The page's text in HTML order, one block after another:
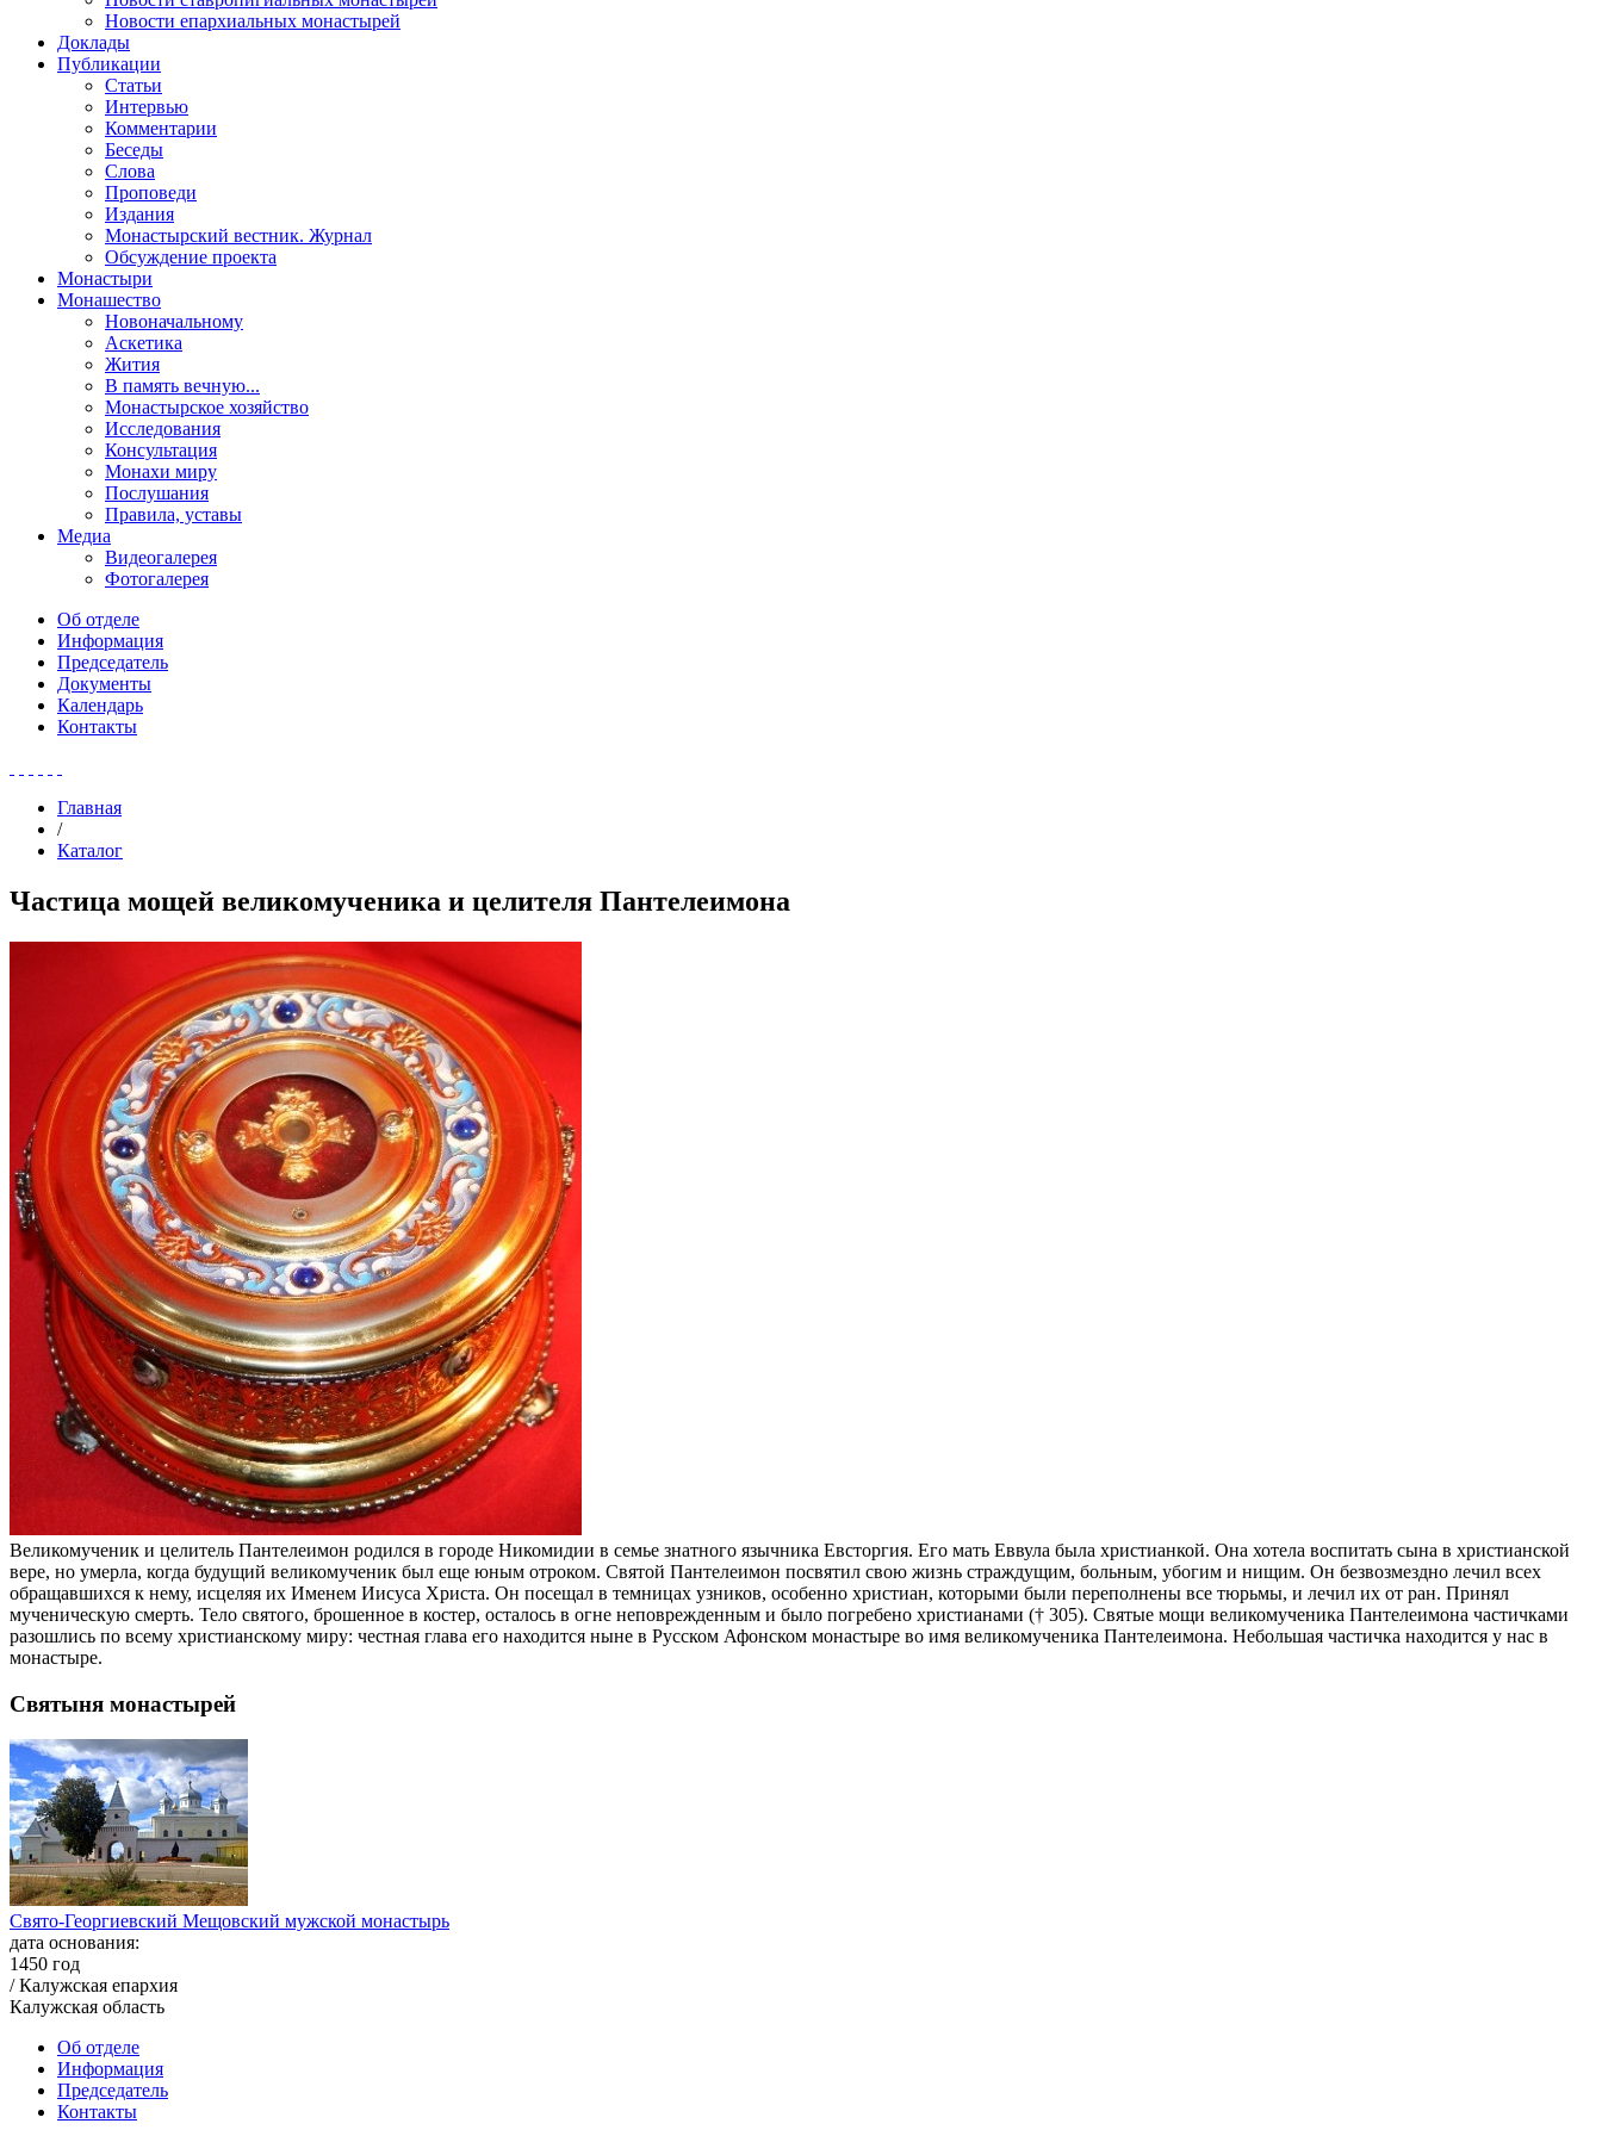
Новости епархиальных монастырей
Доклады
Публикации
Статьи
Интервью
Комментарии
Беседы
Слова
Проповеди
Издания
Монастырский вестник. Журнал
Обсуждение проекта
Монастыри
Монашество
Новоначальному
Аскетика
Жития
В память вечную...
Монастырское хозяйство
Исследования
Консультация
Монахи миру
Послушания
Правила, уставы
Медиа
Видеогалерея
Фотогалерея
Об отделе
Информация
Председатель
Документы
Календарь
Контакты
Главная
/
Каталог
Частица мощей великомученика и целителя Пантелеимона
Великомученик и целитель Пантелеимон родился в городе Никомидии в семье знатного язычника Евсторгия. Его мать Еввула была христианкой. Она хотела воспитать сына в христианской
вере, но умерла, когда будущий великомученик был еще юным отроком. Святой Пантелеимон посвятил свою жизнь страждущим, больным, убогим и нищим. Он безвозмездно лечил всех
обращавшихся к нему, исцеляя их Именем Иисуса Христа. Он посещал в темницах узников, особенно христиан, которыми были переполнены все тюрьмы, и лечил их от ран. Принял
мученическую смерть. Тело святого, брошенное в костер, осталось в огне неповрежденным и было погребено христианами († 305). Святые мощи великомученика Пантелеимона частичками
разошлись по всему христианскому миру: честная глава его находится ныне в Русском Афонском монастыре во имя великомученика Пантелеимона. Небольшая частичка находится у нас в
монастыре.
Святыня монастырей
Свято-Георгиевский Мещовский мужской монастырь
дата основания:
1450 год
/ Калужская епархия
Калужская область
Об отделе
Информация
Председатель
Контакты